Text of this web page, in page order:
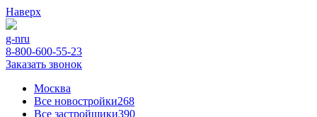
Наверх
g-nru
8-800-600-55-23
Заказать звонок
Москва
Все новостройки268
Все застройщики390